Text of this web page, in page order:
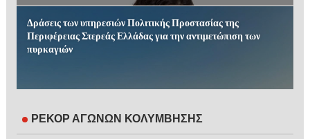
Δράσεις των υπηρεσιών Πολιτικής Προστασίας της
Περιφέρειας Στερεάς Ελλάδας για την αντιμετώπιση των
πυρκαγιών
ΡΕΚΟΡ ΑΓΩΝΩΝ ΚΟΛΥΜΒΗΣΗΣ